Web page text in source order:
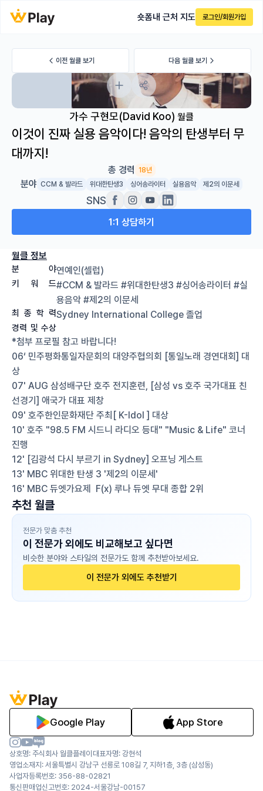
숏폼내 근처 지도 로그인/회원가입
이전 월클 보기 다음 월클 보기
가수 구현모(David Koo) 월클
이것이 진짜 실용 음악이다! 음악의 탄생부터 무
대까지!
총 경력 18년
분야 CCM & 발라드 위대한탄생3 싱어송라이터 실용음악 제2의 이문세
SNS
1:1 상담하기
월클 정보
분 야연예인(셀럽)
키 워 드#CCM & 발라드 #위대한탄생3 #싱어송라이터 #실
용음악 #제2의 이문세
최 종 학 력Sydney International College 졸업
경력 및 수상
*첨부 프로필 참고 바랍니다!
06‘ 민주평화통일자문회의 대양주협의회 [통일노래 경연대회] 대
상
07' AUG 삼성배구단 호주 전지훈련, [삼성 vs 호주 국가대표 친
선경기] 애국가 대표 제창
09' 호주한인문화재단 주최[ K-Idol ] 대상
10' 호주 "98.5 FM 시드니 라디오 등대" "Music & Life" 코너
진행
12' [김광석 다시 부르기 in Sydney] 오프닝 게스트
13' MBC 위대한 탄생 3 '제2의 이문세'
16' MBC 듀엣가요제  F(x) 루나 듀엣 무대 종합 2위
추천 월클
전문가 맞춤 추천
이 전문가 외에도 비교해보고 싶다면
비슷한 분야와 스타일의 전문가도 함께 추천받아보세요.
이 전문가 외에도 추천받기
Google Play App Store
상호명: 주식회사 월클플레이 대표자명: 강현석
영업소재지: 서울특별시 강남구 선릉로 108길 7, 지하1층, 3층 (삼성동)
사업자등록번호: 356-88-02821
통신판매업신고번호: 2024-서울강남-00157